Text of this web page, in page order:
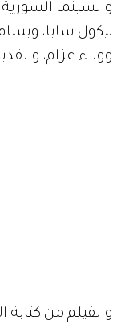
والسينما السورية
نيكول سابا،
وولاء عزام،
والفيلم من